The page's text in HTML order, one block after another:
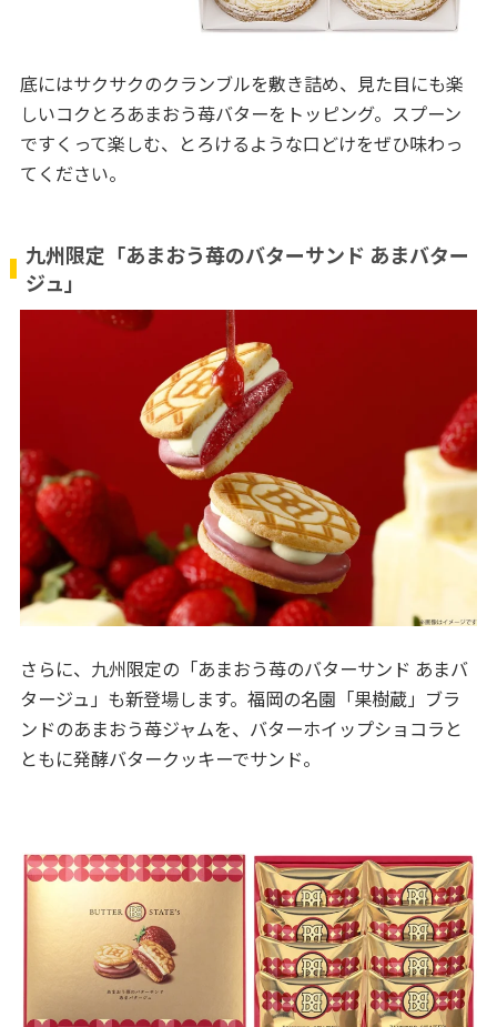
底にはサクサクのクランブルを敷き詰め、見た目にも楽
しいコクとろあまおう苺バターをトッピング。スプーン
ですくって楽しむ、とろけるような口どけをぜひ味わっ
てください。
九州限定「あまおう苺のバターサンド あまバター
ジュ」
さらに、九州限定の「あまおう苺のバターサンド あまバ
タージュ」も新登場します。福岡の名園「果樹蔵」ブラ
ンドのあまおう苺ジャムを、バターホイップショコラと
ともに発酵バタークッキーでサンド。